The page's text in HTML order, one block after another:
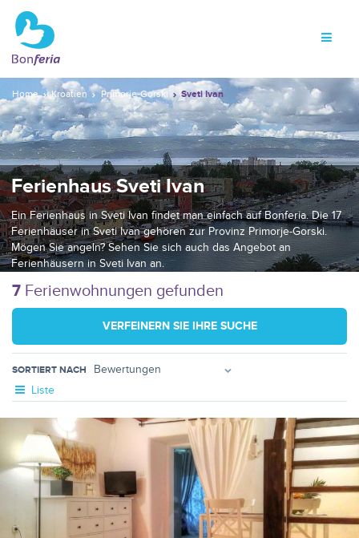
Home Kroatien Primorje-Gorski Sveti Ivan
Ferienhaus Sveti Ivan
Ein Ferienhaus in Sveti Ivan findet man einfach auf Bonferia. Die 17
Ferienhäuser in Sveti Ivan gehören zur Provinz Primorje-Gorski.
Mögen Sie angeln? Sehen Sie sich auch das Angebot an
Ferienhäusern in Sveti Ivan an.
7 Ferienwohnungen gefunden
VERFEINERN SIE IHRE SUCHE
SORTIERT NACH
Liste